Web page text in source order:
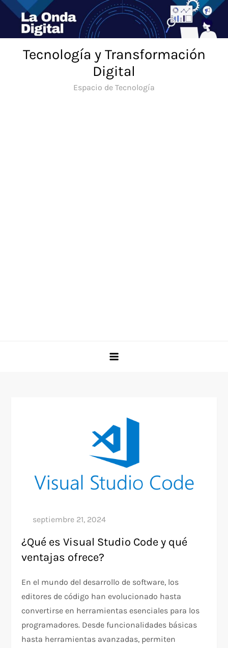
Saltar
contenido
Tecnología y Transformación
Digital
Espacio de Tecnología
¿Qué es Visual Studio Code y qué
ventajas ofrece?
En el mundo del desarrollo de software, los
editores de código han evolucionado hasta
convertirse en herramientas esenciales para los
programadores. Desde funcionalidades básicas
hasta herramientas avanzadas, permiten